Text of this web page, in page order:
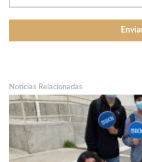
Noticias Relacionadas